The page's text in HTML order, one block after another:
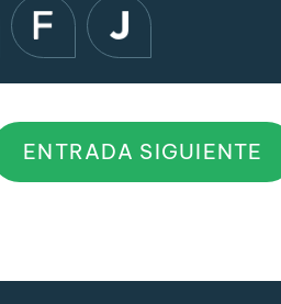
ENTRADA SIGUIENTE